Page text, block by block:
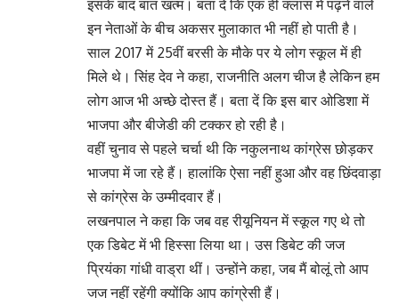
इसके बाद बात खत्म। बता दें कि एक ही क्लास में पढ़ने वाले
इन नेताओं के बीच अकसर मुलाकात भी नहीं हो पाती है।
साल 2017 में 25वीं बरसी के मौके पर ये लोग स्कूल में ही
मिले थे। सिंह देव ने कहा, राजनीति अलग चीज है लेकिन हम
लोग आज भी अच्छे दोस्त हैं। बता दें कि इस बार ओडिशा में
भाजपा और बीजेडी की टक्कर हो रही है।
वहीं चुनाव से पहले चर्चा थी कि नकुलनाथ कांग्रेस छोड़कर
भाजपा में जा रहे हैं। हालांकि ऐसा नहीं हुआ और वह छिंदवाड़ा
से कांग्रेस के उम्मीदवार हैं।
लखनपाल ने कहा कि जब वह रीयूनियन में स्कूल गए थे तो
एक डिबेट में भी हिस्सा लिया था। उस डिबेट की जज
प्रियंका गांधी वाड्रा थीं। उन्होंने कहा, जब मैं बोलूं तो आप
जज नहीं रहेंगी क्योंकि आप कांग्रेसी हैं।